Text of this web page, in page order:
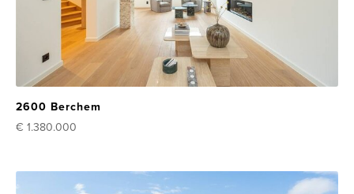
2600 Berchem
€ 1.380.000